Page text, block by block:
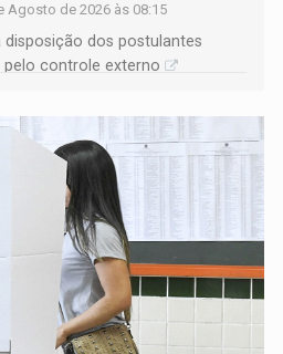
Agosto de 2026 às 08:15
dos postulantes
controle externo